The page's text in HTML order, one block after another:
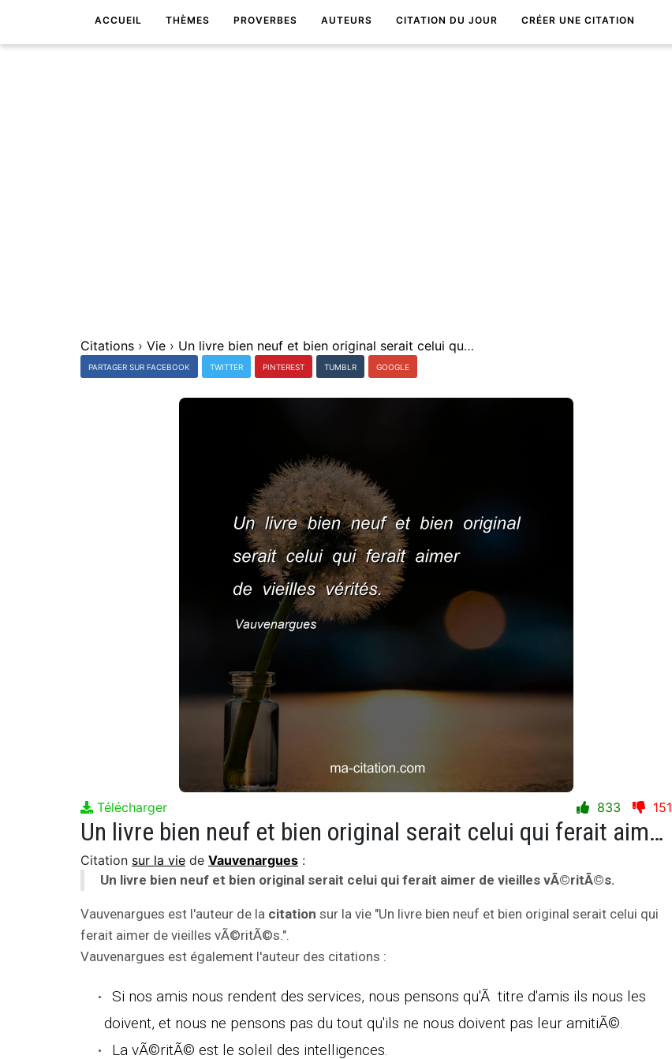
ACCUEIL THÈMES PROVERBES AUTEURS CITATION DU JOUR CRÉER UNE CITATION
Citations › Vie › Un livre bien neuf et bien original serait celui qui ferait aimer de vieilles vÃ©ritÃ©s.
PARTAGER SUR FACEBOOK TWITTER PINTEREST TUMBLR GOOGLE
Télécharger 833 151
Un livre bien neuf et bien original serait celui qui ferait aimer de vieilles vÃ©ritÃ©s.
Citation sur la vie de Vauvenargues :
Un livre bien neuf et bien original serait celui qui ferait aimer de vieilles vÃ©ritÃ©s.
Vauvenargues est l'auteur de la citation sur la vie "Un livre bien neuf et bien original serait celui qui
ferait aimer de vieilles vÃ©ritÃ©s.".
Vauvenargues est également l'auteur des citations :
Si nos amis nous rendent des services, nous pensons qu'Ã titre d'amis ils nous les
doivent, et nous ne pensons pas du tout qu'ils ne nous doivent pas leur amitiÃ©.
La vÃ©ritÃ© est le soleil des intelligences.